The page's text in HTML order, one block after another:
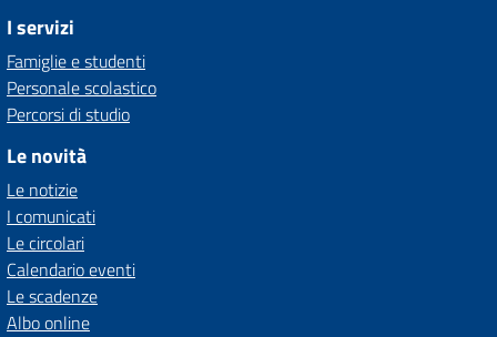
I servizi
Famiglie e studenti
Personale scolastico
Percorsi di studio
Le novità
Le notizie
I comunicati
Le circolari
Calendario eventi
Le scadenze
Albo online